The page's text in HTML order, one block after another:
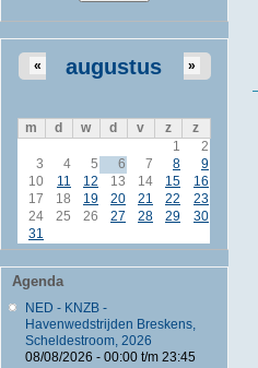
augustus
« »
m d w d v z
z
1
2
3
4 5 6 7 8
9
10
11 12 13 14 15
16
17
18 19 20 21 22
23
24
25 26 27 28 29
30
31
Agenda
NED - KNZB -
Havenwedstrijden Breskens,
Scheldestroom, 2026
08/08/2026 - 00:00t/m 23:45